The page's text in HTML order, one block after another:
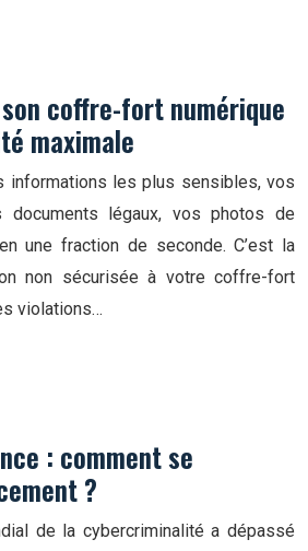
coffre-fort numérique
maximale
informations les plus sensibles, vos
légaux, vos photos de
une fraction de seconde. C’est la
non sécurisée à votre coffre-fort
violations…
: comment se
?
de la cybercriminalité a dépassé